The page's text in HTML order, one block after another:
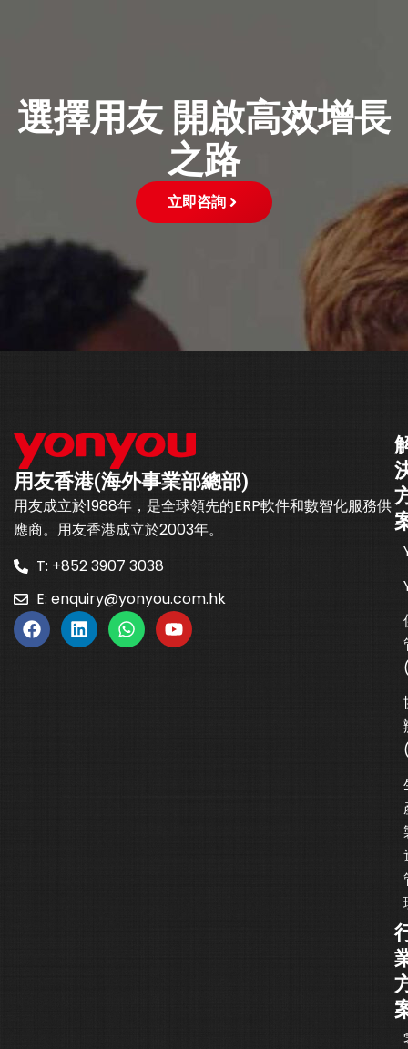
選擇用友 開啟高效增長
之路
立即咨詢
用友香港(海外事業部總部)
用友成立於1988年，是全球領先的ERP軟件和數智化服務供
應商。用友香港成立於2003年。
T: +852 3907 3038
E: enquiry@yonyou.com.hk